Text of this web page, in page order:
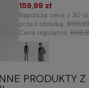
159,99 zł
Najniższa cena z 30
przed obniżką:
Cena regularna:
PRODUKTY